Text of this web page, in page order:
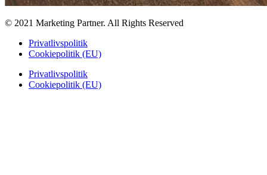
© 2021 Marketing Partner. All Rights Reserved
Privatlivspolitik
Cookiepolitik (EU)
Privatlivspolitik
Cookiepolitik (EU)